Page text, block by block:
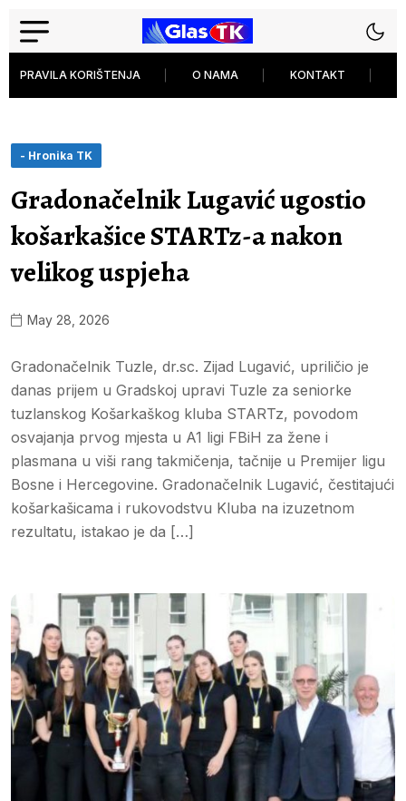
PRAVILA KORIŠTENJA O NAMA KONTAKT
- Hronika TK
Gradonačelnik Lugavić ugostio
košarkašice STARTz-a nakon
velikog uspjeha
May 28, 2026
Gradonačelnik Tuzle, dr.sc. Zijad Lugavić, upriličio je
danas prijem u Gradskoj upravi Tuzle za seniorke
tuzlanskog Košarkaškog kluba STARTz, povodom
osvajanja prvog mjesta u A1 ligi FBiH za žene i
plasmana u viši rang takmičenja, tačnije u Premijer ligu
Bosne i Hercegovine. Gradonačelnik Lugavić, čestitajući
košarkašicama i rukovodstvu Kluba na izuzetnom
rezultatu, istakao je da […]